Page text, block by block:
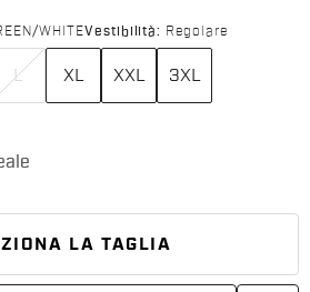
WHITEVestibilità: Regolare
L XL XXL 3XL
LA TAGLIA